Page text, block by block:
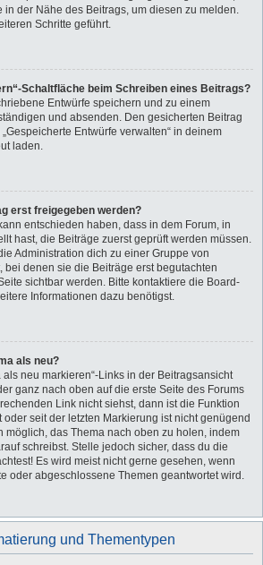
in der Nähe des Beitrags, um diesen zu melden.
Schritte geführt.
Schaltfläche beim Schreiben eines Beitrags?
Entwürfe speichern und zu einem
und absenden. Den gesicherten Beitrag
Entwürfe verwalten“ in deinem
laden.
erst freigegeben werden?
entschieden haben, dass in dem Forum, in
hast, die Beiträge zuerst geprüft werden müssen.
Administration dich zu einer Gruppe von
bei denen sie die Beiträge erst begutachten
sichtbar werden. Bitte kontaktiere die Board-
Informationen dazu benötigst.
als neu?
als neu markieren“-Links in der Beitragsansicht
ganz nach oben auf die erste Seite des Forums
Link nicht siehst, dann ist die Funktion
seit der letzten Markierung ist nicht genügend
möglich, das Thema nach oben zu holen, indem
schreibst. Stelle jedoch sicher, dass du die
Es wird meist nicht gerne gesehen, wenn
oder abgeschlossene Themen geantwortet wird.
und Thementypen